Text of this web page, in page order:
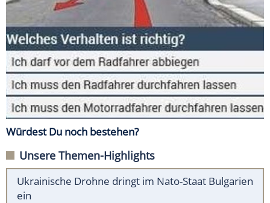
Würdest Du noch bestehen?
Unsere Themen-Highlights
Ukrainische Drohne dringt im Nato-Staat Bulgarien
ein